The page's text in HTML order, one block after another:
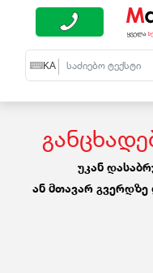
EN KA RU
უკან
ან მთავარ